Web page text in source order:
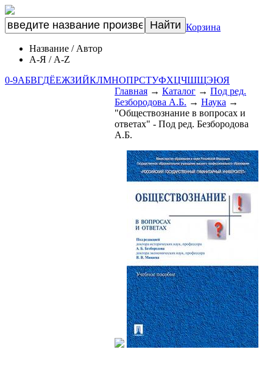
Корзина
Название / Автор
А-Я / A-Z
0-9АБВГДЁЕЖЗИЙКЛМНОПРСТУФХЦЧШЩЭЮЯ
Главная → Каталог → Под ред.
Безбородова А.Б. → Наука →
"Обществознание в вопросах и
ответах" - Под ред. Безбородова
А.Б.